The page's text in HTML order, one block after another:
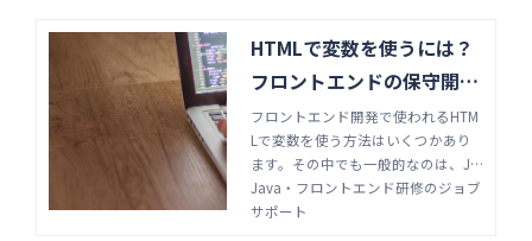
HTMLで変数を使うには？
フロントエンドの保守開発
ができる基礎を身に付けよ
う | Java・フロントエンド
研修のジョブサポート
フロントエンド開発で使われるHTM
Lで変数を使う方法はいくつかあり
ます。その中でも一般的なのは、Ja
vaScriptやPHPと併用する方法で
す。他のプログラミング言語を交え
Java・フロントエンド研修のジョブ
サポート